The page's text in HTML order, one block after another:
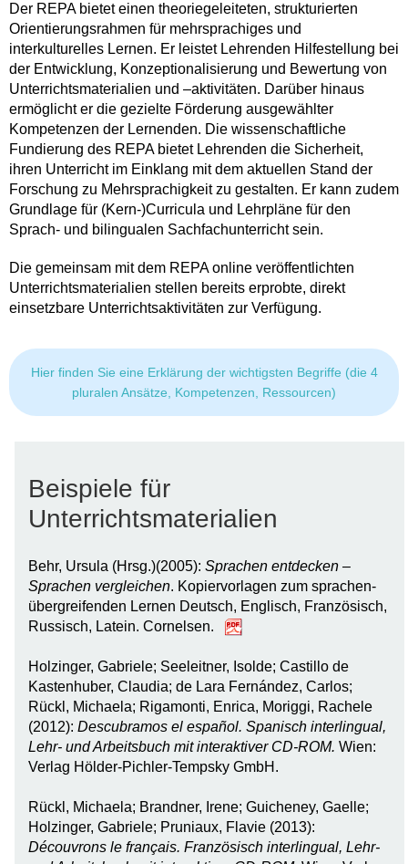
Der REPA bietet einen theoriegeleiteten, strukturierten
Orientierungsrahmen für mehrsprachiges und
interkulturelles Lernen. Er leistet Lehrenden Hilfestellung bei
der Entwicklung, Konzeptionalisierung und Bewertung von
Unterrichtsmaterialien und –aktivitäten. Darüber hinaus
ermöglicht er die gezielte Förderung ausgewählter
Kompetenzen der Lernenden. Die wissenschaftliche
Fundierung des REPA bietet Lehrenden die Sicherheit,
ihren Unterricht im Einklang mit dem aktuellen Stand der
Forschung zu Mehrsprachigkeit zu gestalten. Er kann zudem
Grundlage für (Kern-)Curricula und Lehrpläne für den
Sprach- und bilingualen Sachfachunterricht sein.
Die gemeinsam mit dem REPA online veröffentlichten
Unterrichtsmaterialien stellen bereits erprobte, direkt
einsetzbare Unterrichtsaktivitäten zur Verfügung.
Hier finden Sie eine Erklärung der wichtigsten Begriffe (die 4
pluralen Ansätze, Kompetenzen, Ressourcen)
Beispiele für
Unterrichtsmaterialien
Behr, Ursula (Hrsg.)(2005): Sprachen entdecken –
Sprachen vergleichen. Kopiervorlagen zum sprachen-
übergreifenden Lernen Deutsch, Englisch, Französisch,
Russisch, Latein. Cornelsen.
Holzinger, Gabriele; Seeleitner, Isolde; Castillo de
Kastenhuber, Claudia; de Lara Fernández, Carlos;
Rückl, Michaela; Rigamonti, Enrica, Moriggi, Rachele
(2012): Descubramos el español. Spanisch interlingual,
Lehr- und Arbeitsbuch mit interaktiver CD-ROM. Wien:
Verlag Hölder-Pichler-Tempsky GmbH.
Rückl, Michaela; Brandner, Irene; Guicheney, Gaelle;
Holzinger, Gabriele; Pruniaux, Flavie (2013):
Découvrons le français. Französisch interlingual, Lehr-